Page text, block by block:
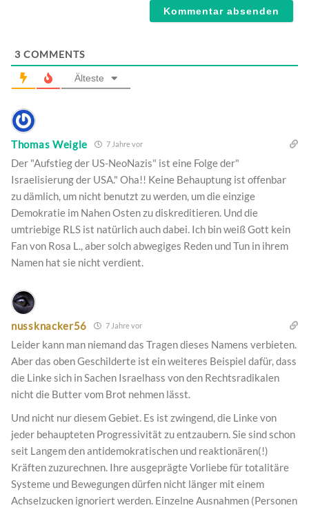
3 COMMENTS
Älteste
Thomas Weigle 7 Jahre vor
Der "Aufstieg der US-NeoNazis" ist eine Folge der"
Israelisierung der USA." Oha!! Keine Behauptung ist offenbar
zu dämlich, um nicht benutzt zu werden, um die einzige
Demokratie im Nahen Osten zu diskreditieren. Und die
umtriebige RLS ist natürlich auch dabei. Ich bin weiß Gott kein
Fan von Rosa L., aber solch abwegiges Reden und Tun in ihrem
Namen hat sie nicht verdient.
nussknacker56 7 Jahre vor
Leider kann man niemand das Tragen dieses Namens verbieten.
Aber das oben Geschilderte ist ein weiteres Beispiel dafür, dass
die Linke sich in Sachen Israelhass von den Rechtsradikalen
nicht die Butter vom Brot nehmen lässt.
Und nicht nur diesem Gebiet. Es ist zwingend, die Linke von
jeder behaupteten Progressivität zu entzaubern. Sie sind schon
seit Langem den antidemokratischen und reaktionären(!)
Kräften zuzurechnen. Ihre ausgeprägte Vorliebe für totalitäre
Systeme und Bewegungen dürfen nicht länger mit einem
Achselzucken ignoriert werden. Einzelne Ausnahmen (Personen